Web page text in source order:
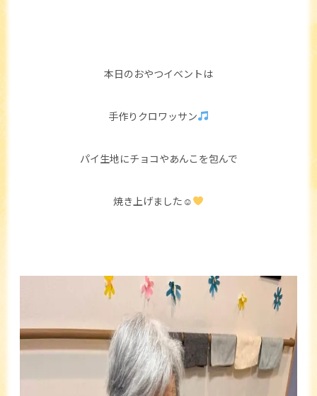
本日のおやつイベントは
手作りクロワッサン
パイ生地にチョコやあんこを包んで
焼き上げました☺